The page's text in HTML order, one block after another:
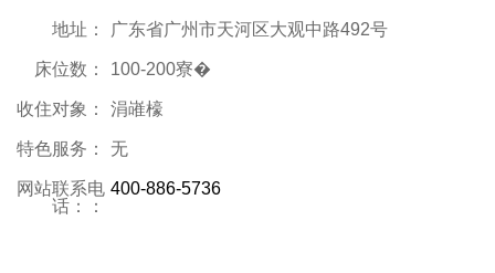
地址： 广东省广州市天河区大观中路492号
床位数： 100-200寮�
收住对象： 涓嶉檺
特色服务： 无
网站联系电
话：：
400-886-5736